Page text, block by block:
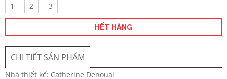
1 2 3
HẾT HÀNG
CHI TIẾT SẢN PHẨM
Nhà thiết kế: Catherine Denoual